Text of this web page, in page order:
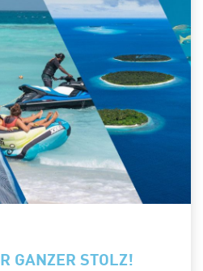
GANZER STOLZ!